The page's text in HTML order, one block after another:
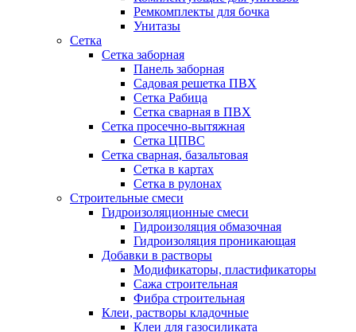
Ремкомплекты для бочка
Унитазы
Сетка
Сетка заборная
Панель заборная
Садовая решетка ПВХ
Сетка Рабица
Сетка сварная в ПВХ
Сетка просечно-вытяжная
Сетка ЦПВС
Сетка сварная, базальтовая
Сетка в картах
Сетка в рулонах
Строительные смеси
Гидроизоляционные смеси
Гидроизоляция обмазочная
Гидроизоляция проникающая
Добавки в растворы
Модификаторы, пластификаторы
Сажа строительная
Фибра строительная
Клеи, растворы кладочные
Клеи для газосиликата